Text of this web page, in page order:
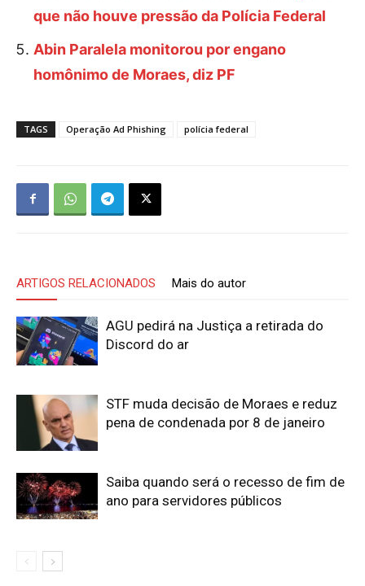
que não houve pressão da Polícia Federal
Abin Paralela monitorou por engano
homônimo de Moraes, diz PF
TAGS Operação Ad Phishing polícia federal
ARTIGOS RELACIONADOS Mais do autor
AGU pedirá na Justiça a retirada do
Discord do ar
STF muda decisão de Moraes e reduz
pena de condenada por 8 de janeiro
Saiba quando será o recesso de fim de
ano para servidores públicos